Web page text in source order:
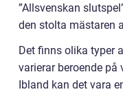
”Allsvenskan
den stolta mästaren
Det finns olika typer
varierar beroende på
Ibland kan det vara